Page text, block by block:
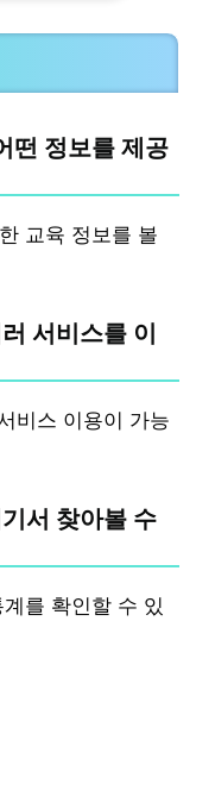
떤 정보를 제공
교육 정보를 볼
서비스를 이
비스 이용이 가능
서 찾아볼 수
를 확인할 수 있